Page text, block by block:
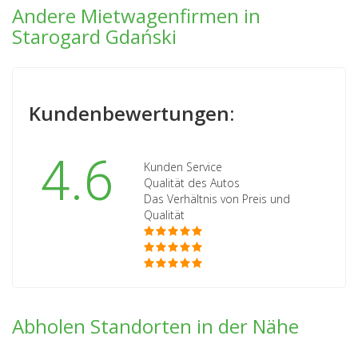
Andere Mietwagenfirmen in
Starogard Gdański
Kundenbewertungen:
4.6
Kunden Service
Qualität des Autos
Das Verhältnis von Preis und
Qualität
Abholen Standorten in der Nähe